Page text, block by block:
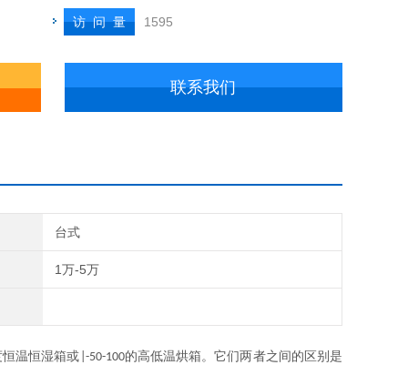
访 问 量 1595
联系我们
台式
1万-5万
恒温恒湿箱或 |-50-100的高低温烘箱。它们两者之间的区别是